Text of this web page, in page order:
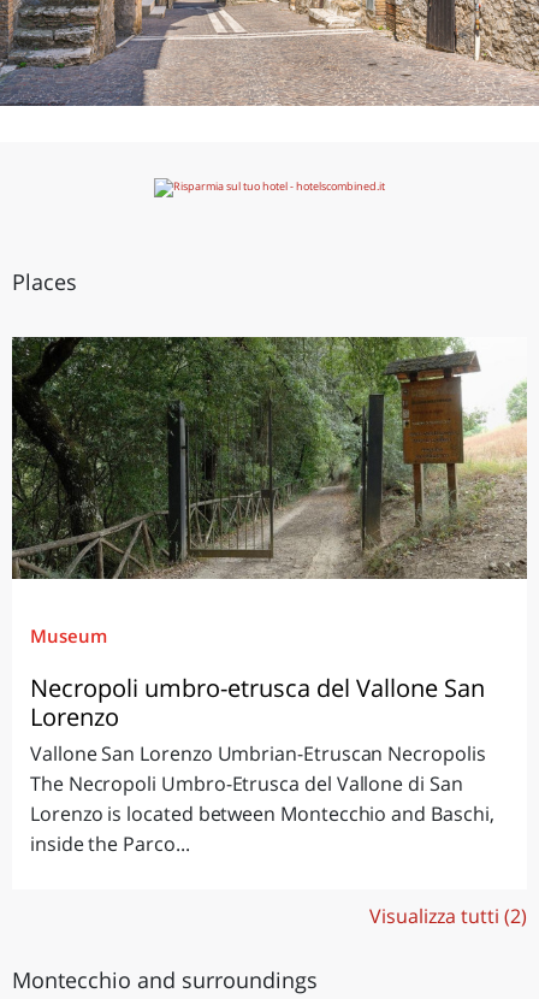
Places
Museum
Necropoli umbro-etrusca del Vallone San
Lorenzo
Vallone San Lorenzo Umbrian-Etruscan Necropolis
The Necropoli Umbro-Etrusca del Vallone di San
Lorenzo is located between Montecchio and Baschi,
inside the Parco...
Visualizza tutti (2)
Montecchio and surroundings